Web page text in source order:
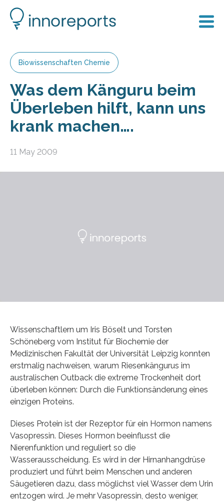
Biowissenschaften Chemie
Was dem Känguru beim
Überleben hilft, kann uns
krank machen….
11 May 2009
Wissenschaftlern um Iris Böselt und Torsten
Schöneberg vom Institut für Biochemie der
Medizinischen Fakultät der Universität Leipzig konnten
erstmalig nachweisen, warum Riesenkängurus im
australischen Outback die extreme Trockenheit dort
überleben können: Durch die Funktionsänderung eines
einzigen Proteins.
Dieses Protein ist der Rezeptor für ein Hormon namens
Vasopressin. Dieses Hormon beeinflusst die
Nierenfunktion und reguliert so die
Wasserausscheidung. Es wird in der Hirnanhangdrüse
produziert und führt beim Menschen und anderen
Säugetieren dazu, dass möglichst viel Wasser dem Urin
entzogen wird. Je mehr Vasopressin, desto weniger,